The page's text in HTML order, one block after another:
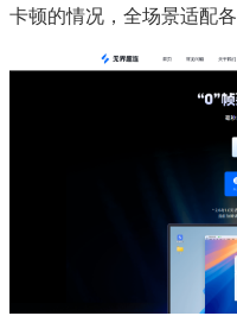
卡顿的情况，全场景适配